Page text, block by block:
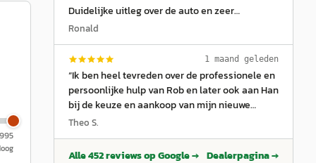
Duidelijke uitleg over de auto en zeer
vriendelijk en geduldig.
Ronald
1 maand geleden
“Ik ben heel tevreden over de professionele en
persoonlijke hulp van Rob en later ook aan Han
bij de keuze en aankoop van mijn nieuwe
Symbioz in april 2026. Ruim de tijd nemen om
auto en zakelijk bij de afhandeling en levering.
Theo S.
Alle452reviews op Google → Dealerpagina →